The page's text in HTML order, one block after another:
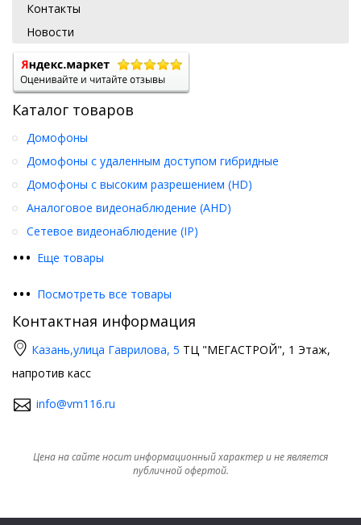
Контакты
Новости
Каталог товаров
••• Еще товары
Домофоны
Домофоны с удаленным доступом гибридные
Домофоны с высоким разрешением (HD)
Аналоговое видеонаблюдение (AHD)
Сетевое видеонаблюдение (IP)
••• Посмотреть все товары
Контактная информация
Казань,улица Гаврилова, 5 ТЦ "МЕГАСТРОЙ", 1 Этаж,
напротив касс
info@vm116.ru
Цена на сайте носит информационный характер и не является
публичной офертой.